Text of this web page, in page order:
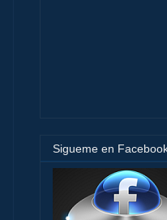
Sigueme en